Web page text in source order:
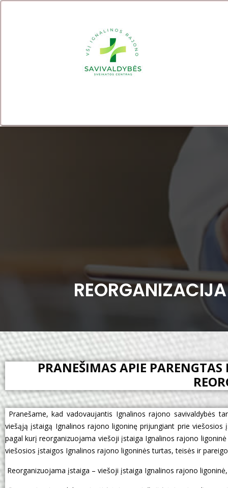
REORGANIZACIJA
PRANEŠIMAS APIE
Pranešame, kad vadovaujantis Ignalinos rajono savivaldybės
viešąją įstaigą Ignalinos rajono ligoninę prijungiant prie
pagal kurį reorganizuojama viešoji įstaiga Ignalinos rajono
viešosios įstaigos Ignalinos rajono ligoninės turtas, teisės ir
Reorganizuojama įstaiga – viešoji įstaiga Ignalinos rajono